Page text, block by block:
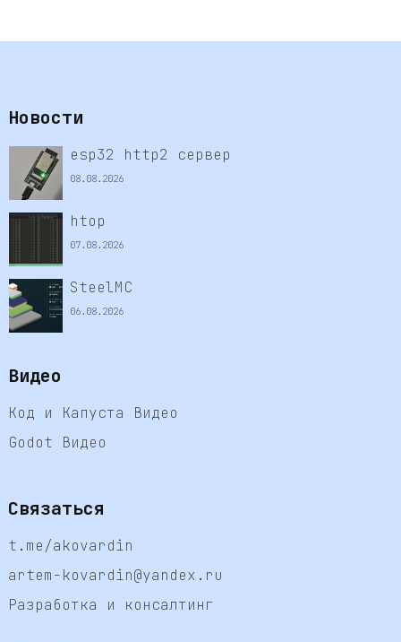
Новости
esp32 http2 сервер
08.08.2026
htop
07.08.2026
SteelMC
06.08.2026
Видео
Код и Капуста Видео
Godot Видео
Связаться
t.me/akovardin
artem-kovardin@yandex.ru
Разработка и консалтинг